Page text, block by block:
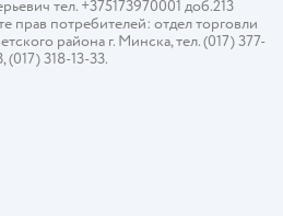
тел. +375173970001 доб.213
прав потребителей: отдел торговли
района г. Минска, тел. (017) 377-
(017) 318-13-33.